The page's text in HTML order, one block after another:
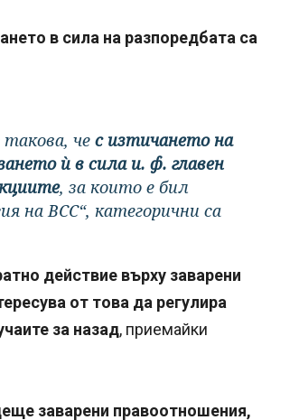
в сила на разпоредбата са
че с изтичането на
ѝ в сила и. ф. главен
, за които е бил
на ВСС“, категорични са
действие върху заварени
от това да регулира
за назад, приемайки
заварени правоотношения,